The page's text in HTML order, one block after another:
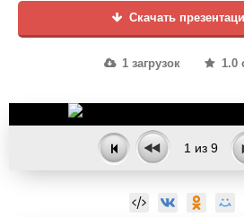
Скачать
1 загрузок 1.0
1 из 9